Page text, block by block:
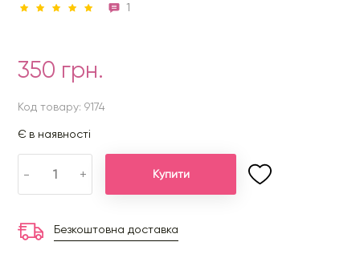
1
350 грн.
Код товару: 9174
Є в наявності
- + Купити
Безкоштовна доставка